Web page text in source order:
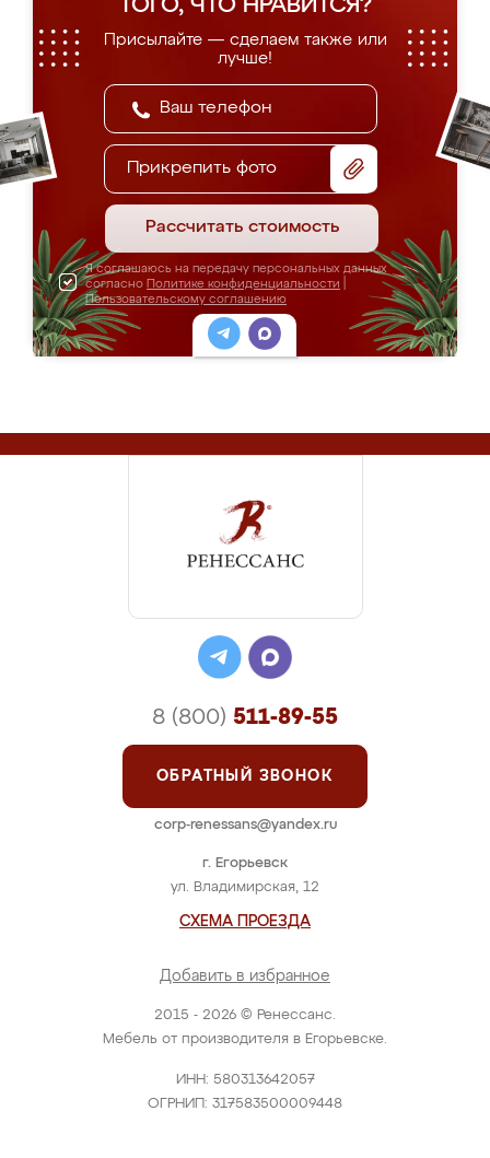
ТОГО, ЧТО НРАВИТСЯ?
Присылайте — сделаем также или
лучше!
Прикрепить фото
Рассчитать стоимость
Я соглашаюсь на передачу персональных данных
согласно Политике конфиденциальности
Пользовательскому соглашению
2015 - 2026 © Ренессанс.
Мебель от производителя в Егорьевске.
ИНН: 580313642057
ОГРНИП: 317583500009448
г. Егорьевск
ул. Владимирская, 12
СХЕМА ПРОЕЗДА
Добавить в избранное
8 (800) 511-89-55
ОБРАТНЫЙ ЗВОНОК
corp-renessans@yandex.ru